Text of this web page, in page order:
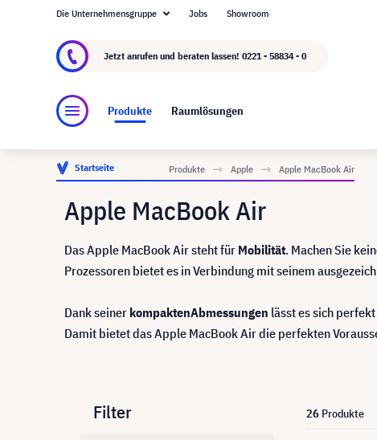
Über visunext.de
Die Unternehmensgruppe Jobs Showroom
Jetzt anrufen und beraten lassen! 0221 - 58834 - 0
Produkte Raumlösungen
Startseite Produkte Apple Apple MacBook Air
Apple MacBook Air
Das Apple MacBook Air steht für Mobilität. Machen Sie
Prozessoren bietet es in Verbindung mit seinem
Dank seiner kompaktenAbmessungen lässt es sich
Damit bietet das Apple MacBook Air die perfekten
Filter 26 Produkte